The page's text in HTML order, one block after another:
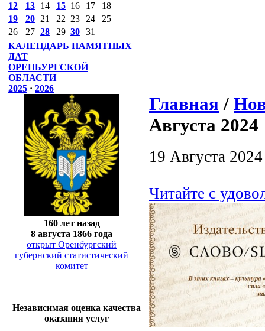
12
13 14 15 16 17
18
19
20 21 22 23 24
25
26
27 28 29 30 31
КАЛЕНДАРЬ ПАМЯТНЫХ
ДАТ
ОРЕНБУРГСКОЙ
ОБЛАСТИ
2025 · 2026
160 лет назад
8 августа 1866 года
открыт Оренбургский
губернский статистический
комитет
Независимая оценка качества
оказания услуг
Главная /
Августа 2024
19 Августа 2024
Читайте с